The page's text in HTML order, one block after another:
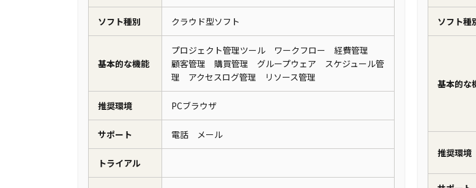
ソフト種別 クラウド型ソフト
基本的な機能
プロジェクト管理ツール ワークフロー 経費管理
顧客管理 購買管理 グループウェア スケジュール管
理 アクセスログ管理 リソース管理
推奨環境 PCブラウザ
サポート 電話 メール
トライアル
ソフト種
基本的な
推奨環境